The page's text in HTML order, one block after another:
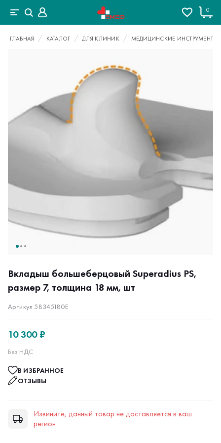
0
ГЛАВНАЯ КАТАЛОГ ДЛЯ КЛИНИК МЕДИЦИНСКИЕ ИНСТРУМЕНТЫ
Вкладыш большеберцовый Superadius PS,
размер 7, толщина 18 мм, шт
Артикул 58345180E
10 300 ₽
Без НДС
В ИЗБРАННОЕ
ОТЗЫВЫ
Извините, данный товар не доставляется в ваш
регион